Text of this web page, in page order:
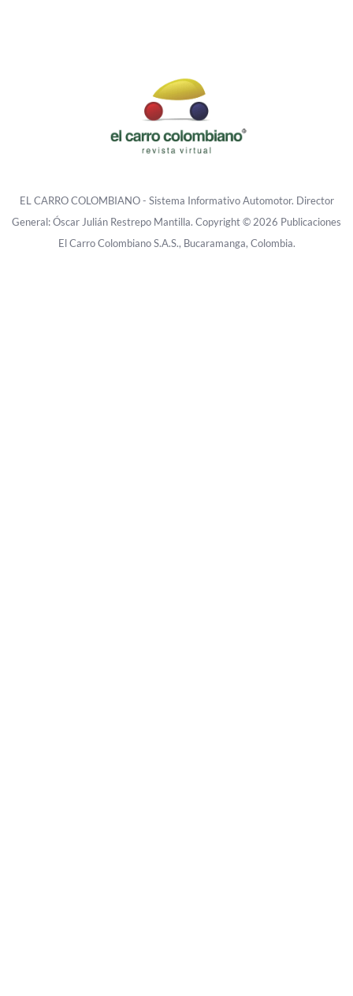
EL CARRO COLOMBIANO - Sistema Informativo Automotor. Director
General: Óscar Julián Restrepo Mantilla. Copyright © 2026 Publicaciones
El Carro Colombiano S.A.S., Bucaramanga, Colombia.